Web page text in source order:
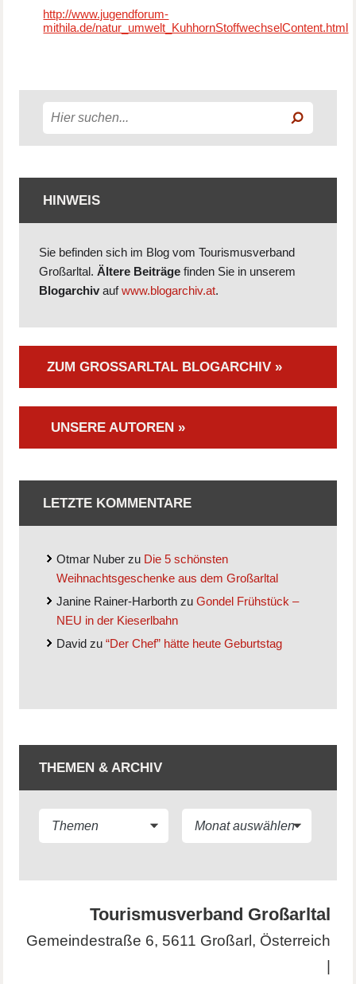
http://www.jugendforum-
mithila.de/natur_umwelt_KuhhornStoffwechselContent.html
HINWEIS
Sie befinden sich im Blog vom Tourismusverband
Großarltal.Ältere Beiträge finden Sie in unserem
Blogarchiv aufwww.blogarchiv.at.
ZUM GROSSARLTAL BLOGARCHIV »
UNSERE AUTOREN »
LETZTE KOMMENTARE
Otmar Nuber zu Die 5 schönsten
Weihnachtsgeschenke aus dem Großarltal
Janine Rainer-Harborth zuGondel Frühstück –
NEU in der Kieserlbahn
David zu“Der Chef” hätte heute Geburtstag
THEMEN & ARCHIV
Tourismusverband Großarltal
Gemeindestraße 6, 5611 Großarl, Österreich
|